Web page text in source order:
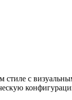
стиле с